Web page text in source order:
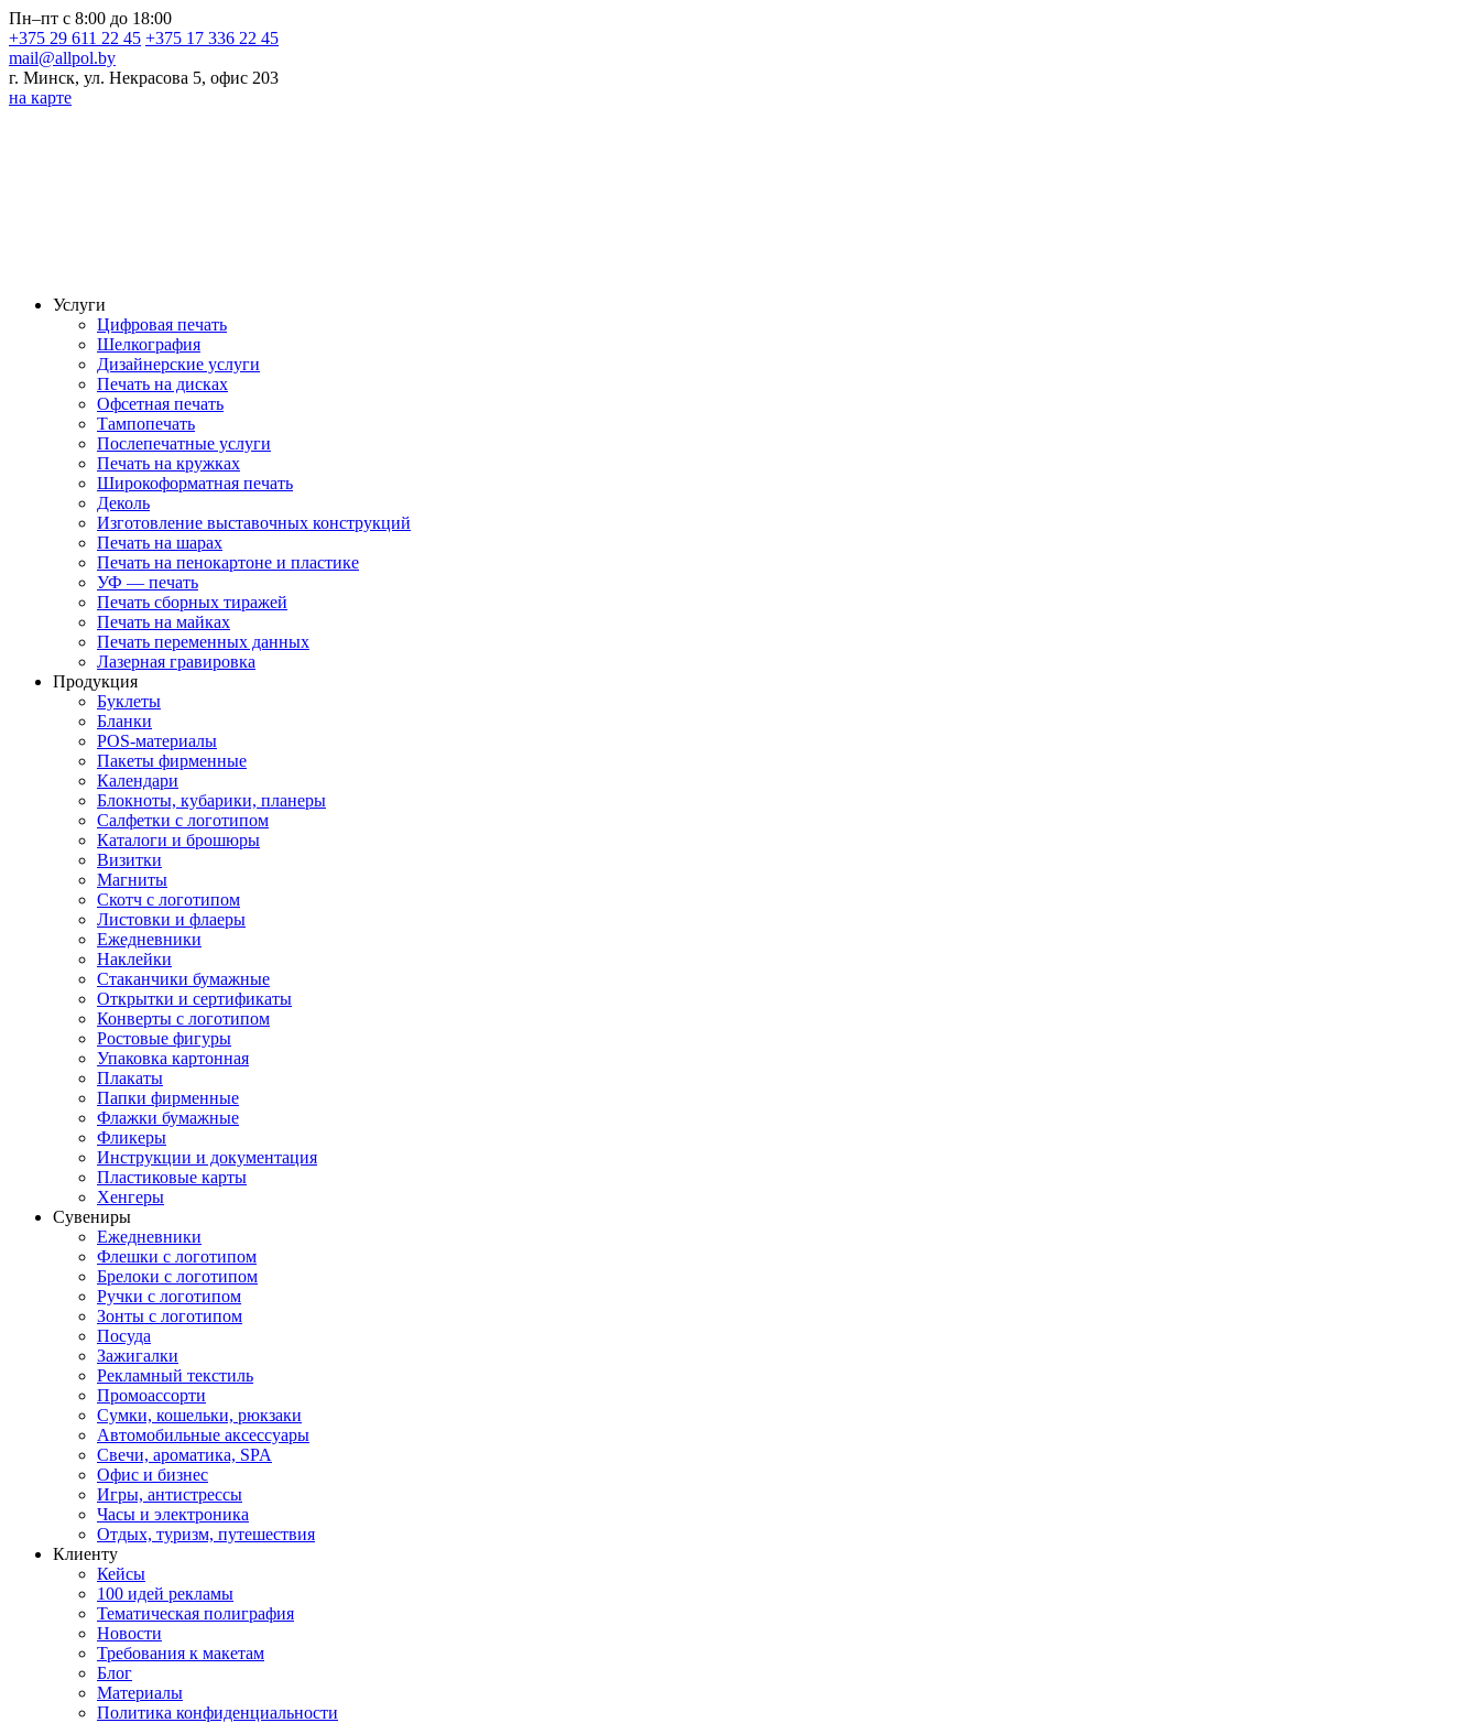
Пн–пт с 8:00 до 18:00
+375 29 611 22 45 +375 17 336 22 45
mail@allpol.by
г. Минск, ул. Некрасова 5, офис 203
на карте
Услуги
Цифровая печать
Шелкография
Дизайнерские услуги
Печать на дисках
Офсетная печать
Тампопечать
Послепечатные услуги
Печать на кружках
Широкоформатная печать
Деколь
Изготовление выставочных конструкций
Печать на шарах
Печать на пенокартоне и пластике
УФ — печать
Печать сборных тиражей
Печать на майках
Печать переменных данных
Лазерная гравировка
Продукция
Буклеты
Бланки
POS-материалы
Пакеты фирменные
Календари
Блокноты, кубарики, планеры
Салфетки с логотипом
Каталоги и брошюры
Визитки
Магниты
Скотч с логотипом
Листовки и флаеры
Ежедневники
Наклейки
Стаканчики бумажные
Открытки и сертификаты
Конверты с логотипом
Ростовые фигуры
Упаковка картонная
Плакаты
Папки фирменные
Флажки бумажные
Фликеры
Инструкции и документация
Пластиковые карты
Хенгеры
Сувениры
Ежедневники
Флешки с логотипом
Брелоки с логотипом
Ручки с логотипом
Зонты с логотипом
Посуда
Зажигалки
Рекламный текстиль
Промоассорти
Сумки, кошельки, рюкзаки
Автомобильные аксессуары
Свечи, ароматика, SPA
Офис и бизнес
Игры, антистрессы
Часы и электроника
Отдых, туризм, путешествия
Клиенту
Кейсы
100 идей рекламы
Тематическая полиграфия
Новости
Требования к макетам
Блог
Материалы
Политика конфиденциальности